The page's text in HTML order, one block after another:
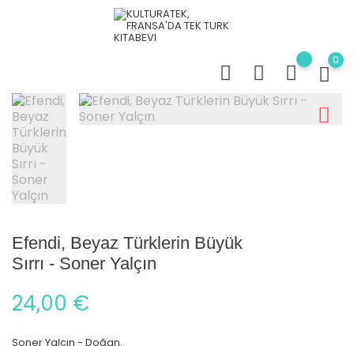
0
Efendi, Beyaz Türklerin Büyük
Sırrı - Soner Yalçın
24,00 €
Soner Yalçın - Doğan.